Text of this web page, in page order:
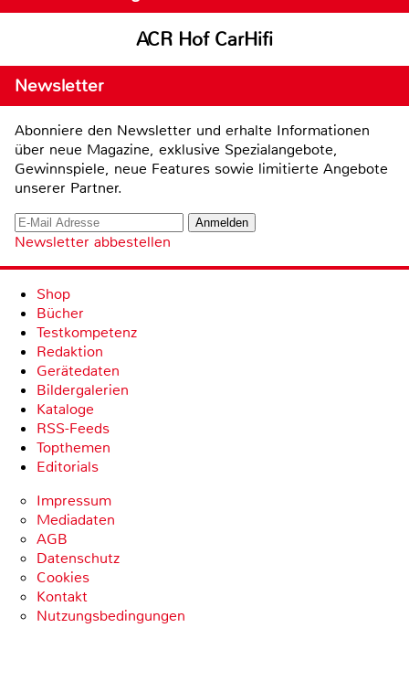
ACR Hof CarHifi
Newsletter
Abonniere den Newsletter und erhalte Informationen
über neue Magazine, exklusive Spezialangebote,
Gewinnspiele, neue Features sowie limitierte Angebote
unserer Partner.
Newsletter abbestellen
Shop
Bücher
Testkompetenz
Redaktion
Gerätedaten
Bildergalerien
Kataloge
RSS-Feeds
Topthemen
Editorials
Impressum
Mediadaten
AGB
Datenschutz
Cookies
Kontakt
Nutzungsbedingungen